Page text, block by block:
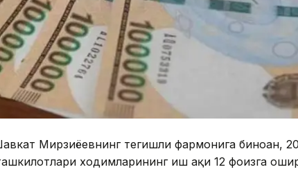
Мирзиёевнинг тегишли фармонига биноан,
ходимларининг иш ҳақи 12 фоизга